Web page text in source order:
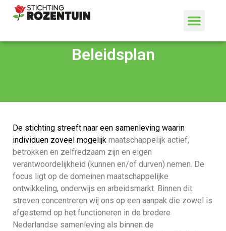
Beleidsplan
De stichting streeft naar een samenleving waarin
individuen zoveel mogelijk maatschappelijk actief,
betrokken en zelfredzaam zijn en eigen
verantwoordelijkheid (kunnen en/of durven) nemen. De
focus ligt op de domeinen maatschappelijke
ontwikkeling, onderwijs en arbeidsmarkt. Binnen dit
streven concentreren wij ons op een aanpak die zowel is
afgestemd op het functioneren in de bredere
Nederlandse samenleving als binnen de